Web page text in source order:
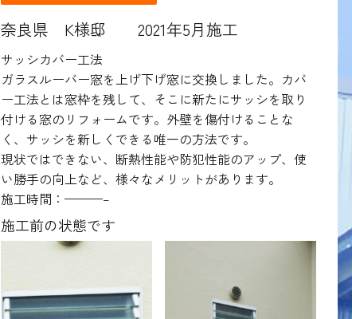
奈良県 K様邸 2021年5月施工
サッシカバー工法
ガラスルーバー窓を上げ下げ窓に交換しました。カバ
ー工法とは窓枠を残して、そこに新たにサッシを取り
付ける窓のリフォームです。外壁を傷付けることな
く、サッシを新しくできる唯一の方法です。
現状ではできない、断熱性能や防犯性能のアップ、使
い勝手の向上など、様々なメリットがあります。
施工時間：———–
施工前の状態です